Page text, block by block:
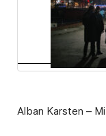
Alban Karsten –